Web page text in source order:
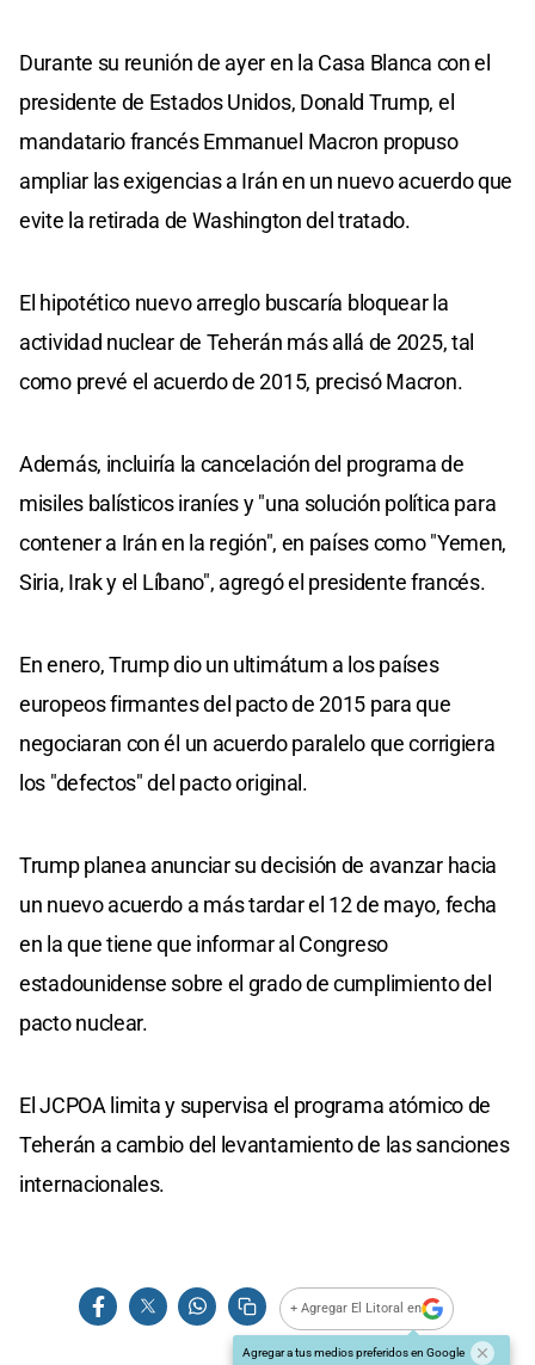
Durante su reunión de ayer en la Casa Blanca con el
presidente de Estados Unidos, Donald Trump, el
mandatario francés Emmanuel Macron propuso
ampliar las exigencias a Irán en un nuevo acuerdo que
evite la retirada de Washington del tratado.
El hipotético nuevo arreglo buscaría bloquear la
actividad nuclear de Teherán más allá de 2025, tal
como prevé el acuerdo de 2015, precisó Macron.
Además, incluiría la cancelación del programa de
misiles balísticos iraníes y "una solución política para
contener a Irán en la región", en países como "Yemen,
Siria, Irak y el Líbano", agregó el presidente francés.
En enero, Trump dio un ultimátum a los países
europeos firmantes del pacto de 2015 para que
negociaran con él un acuerdo paralelo que corrigiera
los "defectos" del pacto original.
Trump planea anunciar su decisión de avanzar hacia
un nuevo acuerdo a más tardar el 12 de mayo, fecha
en la que tiene que informar al Congreso
estadounidense sobre el grado de cumplimiento del
pacto nuclear.
El JCPOA limita y supervisa el programa atómico de
Teherán a cambio del levantamiento de las sanciones
internacionales.
+ Agregar El Litoral en
Agregar a tus medios preferidos en Google